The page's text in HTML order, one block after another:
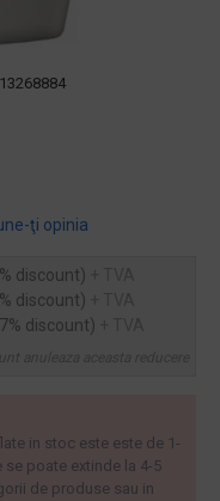
ţi opinia
discount)
discount)
discount)
in stoc este este de 1-
se poate extinde la 4-5
de produse sau in